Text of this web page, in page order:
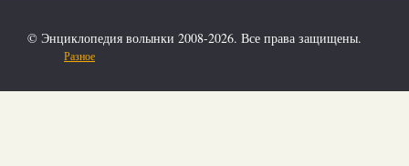
© Энциклопедия волынки 2008-2026. Все права защищены.
Разное